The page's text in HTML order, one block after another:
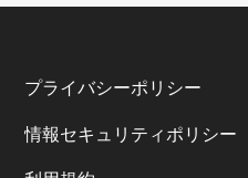
プライバシーポリシー
情報セキュリティポリシー